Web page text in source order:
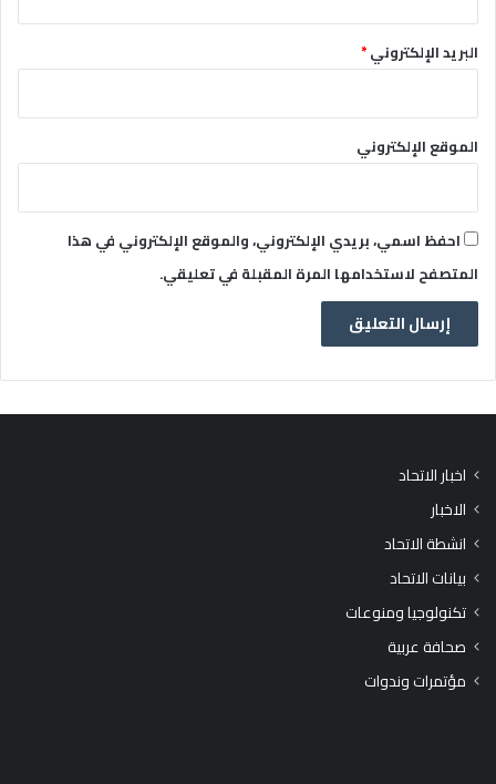
البريد الإلكتروني*
الموقع الإلكتروني
احفظ اسمي، بريدي الإلكتروني، والموقع الإلكتروني في هذا
المتصفح لاستخدامها المرة المقبلة في تعليقي.
اخبار الاتحاد
الاخبار
انشطة الاتحاد
بيانات الاتحاد
تكنولوجيا ومنوعات
صحافة عربية
مؤتمرات وندوات